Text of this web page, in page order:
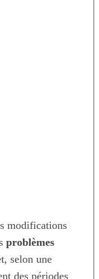
modifications
problèmes
selon une
des périodes